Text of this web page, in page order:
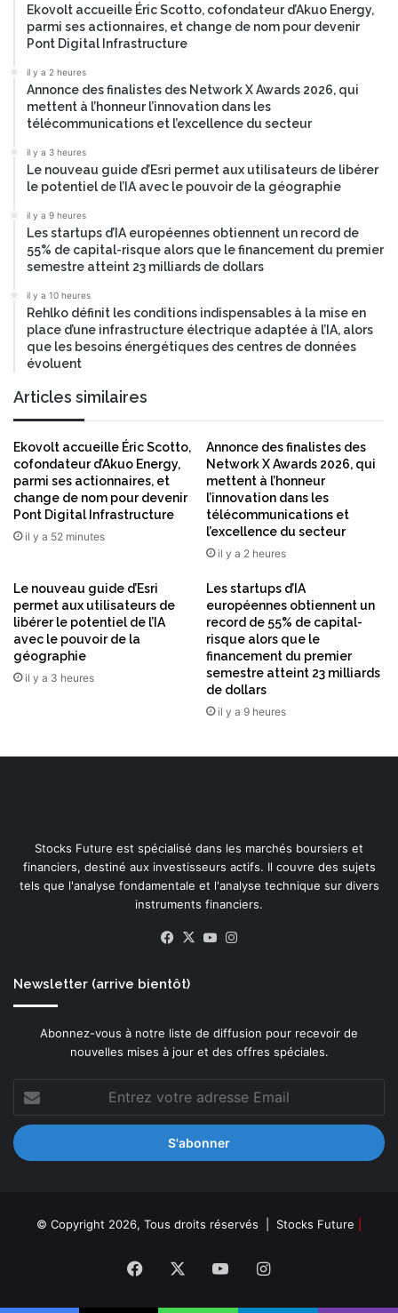
x
c
t
Ekovolt accueille Éric Scotto, cofondateur d’Akuo Energy,
parmi ses actionnaires, et change de nom pour devenir
Pont Digital Infrastructure
il y a 2 heures
Annonce des finalistes des Network X Awards 2026, qui
mettent à l’honneur l’innovation dans les
télécommunications et l’excellence du secteur
il y a 3 heures
Le nouveau guide d’Esri permet aux utilisateurs de libérer
le potentiel de l’IA avec le pouvoir de la géographie
il y a 9 heures
Les startups d’IA européennes obtiennent un record de
55% de capital-risque alors que le financement du premier
semestre atteint 23 milliards de dollars
il y a 10 heures
Rehlko définit les conditions indispensables à la mise en
place d’une infrastructure électrique adaptée à l’IA, alors
que les besoins énergétiques des centres de données
évoluent
Articles similaires
Ekovolt accueille Éric Scotto,
cofondateur d’Akuo Energy,
parmi ses actionnaires, et
change de nom pour devenir
Pont Digital Infrastructure
il y a 52 minutes
Annonce des finalistes des
Network X Awards 2026, qui
mettent à l’honneur
l’innovation dans les
télécommunications et
l’excellence du secteur
il y a 2 heures
Le nouveau guide d’Esri
permet aux utilisateurs de
libérer le potentiel de l’IA
avec le pouvoir de la
géographie
il y a 3 heures
Les startups d’IA
européennes obtiennent un
record de 55% de capital-
risque alors que le
financement du premier
semestre atteint 23 milliards
de dollars
il y a 9 heures
Stocks Future est spécialisé dans les marchés boursiers et
financiers, destiné aux investisseurs actifs. Il couvre des sujets
tels que l'analyse fondamentale et l'analyse technique sur divers
instruments financiers.
Facebook
X YouTube
Newsletter (arrive bientôt)
Abonnez-vous à notre liste de diffusion pour recevoir de
nouvelles mises à jour et des offres spéciales.
Entrez
votre
adresse
Email
© Copyright 2026, Tous droits réservés | Stocks Future
Facebook YouTubeInstagram